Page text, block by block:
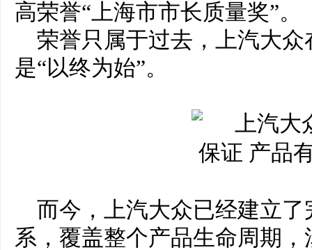
高荣誉“上海市市长质量奖”。
荣誉只属于过去，上汽大
是“以终为始”。
而今，上汽大众已经建立
系，覆盖整个产品生命周期